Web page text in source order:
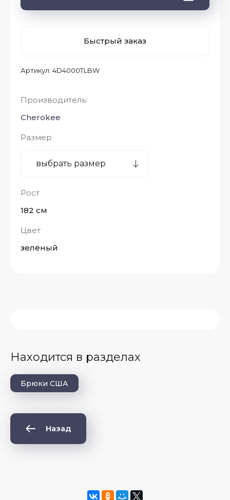
Артикул: 4D4000TLBW
Быстрый заказ
Производитель:
Cherokee
Размер
Рост
182 см
Цвет
зелёный
Находится в разделах
Брюки США
Назад